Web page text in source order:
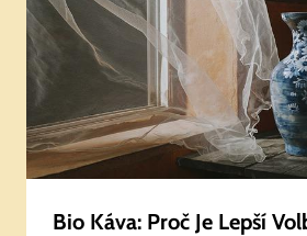
Bio Káva: Proč Je Lepší